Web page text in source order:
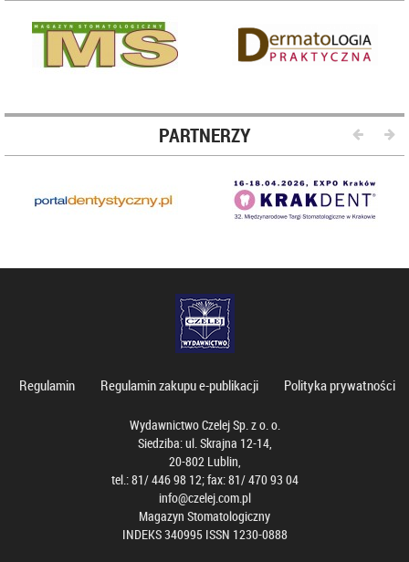
PARTNERZY
Regulamin Regulamin zakupu e-publikacji Polityka prywatności
Wydawnictwo Czelej Sp. z o. o.
Siedziba: ul. Skrajna 12-14,
20-802 Lublin,
tel.: 81/ 446 98 12; fax: 81/ 470 93 04
info@czelej.com.pl
Magazyn Stomatologiczny
INDEKS 340995 ISSN 1230-0888